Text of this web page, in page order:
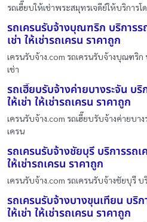
รถเฮี๊ยบให้เช่าพระสมุทรเจดีย์ให้บริการโ
รถเครนรับจ้างบุณฑริก บริการร
เช่า ให้เช่ารถเครน ราคาถูก
เครนรับจ้าง.com รถเครนรับจ้างบุณฑริก
เช่า
รถเฮี๊ยบรับจ้างค่ายบางระจัน บริ
ให้เช่า ให้เช่ารถเครน ราคาถูก
เครนรับจ้าง.com รถเฮี๊ยบรับจ้างค่ายบา
เครน
รถเครนรับจ้างชัยบุรี บริการรถเ
ให้เช่ารถเครน ราคาถูก
เครนรับจ้าง.com รถเครนรับจ้างชัยบุรี บ
รถเครนรับจ้างบางขุนเทียน บริ
ให้เช่า ให้เช่ารถเครน ราคาถูก